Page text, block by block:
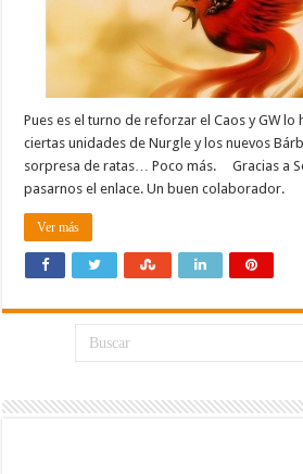
Pues es el turno de reforzar el Caos y GW lo
ciertas unidades de Nurgle y los nuevos
sorpresa de ratas… Poco más. Gracias a
pasarnos el enlace. Un buen colaborador.
Ver más